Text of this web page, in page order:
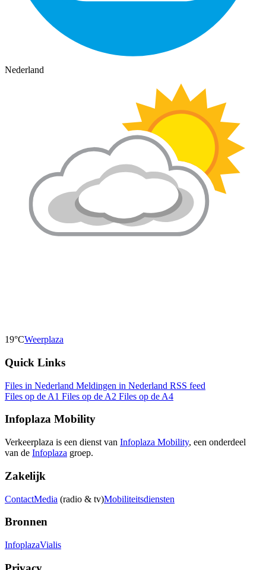
Nederland
19°CWeerplaza
Quick Links
Files in Nederland Meldingen in Nederland RSS feed
Files op de A1 Files op de A2 Files op de A4
Infoplaza Mobility
Verkeerplaza is een dienst van Infoplaza Mobility, een onderdeel
van de Infoplaza groep.
Zakelijk
ContactMedia (radio & tv)Mobiliteitsdiensten
Bronnen
InfoplazaVialis